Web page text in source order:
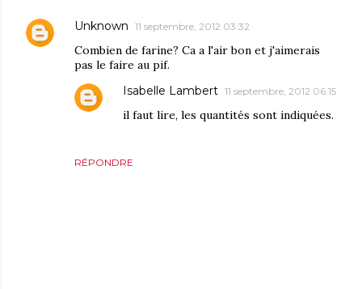
Unknown 11 septembre, 2012 03:32
Combien de farine? Ca a l'air bon et j'aimerais
pas le faire au pif.
RÉPONDRE
Isabelle Lambert 11 septembre, 2012 06:15
il faut lire, les quantités sont indiquées.